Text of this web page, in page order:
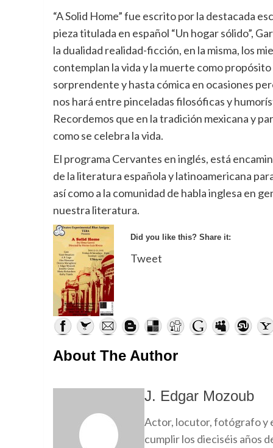
“A Solid Home” fue escrito por la destacada
pieza titulada en español “Un hogar sólido”,
la dualidad realidad-ficción, en la misma, los
contemplan la vida y la muerte como
sorprendente y hasta cómica en ocasiones
nos hará entre pinceladas filosóficas y
Recordemos que en la tradición mexicana y
como se celebra la vida.
El programa Cervantes en inglés, está
de la literatura española y latinoamericana
así como a la comunidad de habla inglesa en
nuestra literatura.
Did you like this? Share it:
Tweet
About The Author
J. Edgar Mozoub
Actor, locutor, fotógrafo y
cumplir los dieciséis años